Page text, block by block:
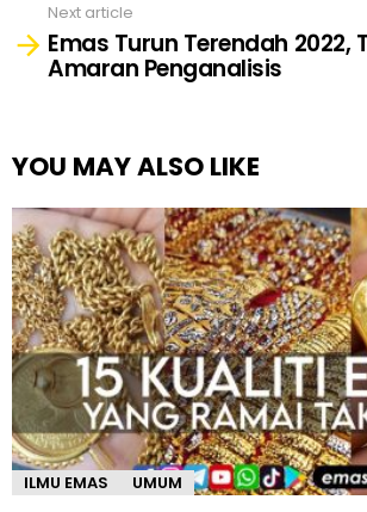
Next article
Emas Turun Terendah 2022,
Amaran Penganalisis
YOU MAY ALSO LIKE
ILMU EMAS UMUM